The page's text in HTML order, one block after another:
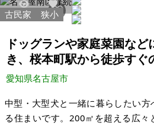
間が流れています。これまで朗読会
まりなど、人が心を癒やし、ゆっく
しまれてきました。一方で、建物は
繕やメンテナンスが必要な箇所があ
2433 14
古民家 狭小
ドッグランや家庭菜園な
き、桜本町駅から徒歩すぐ
愛知県名古屋市
中型・大型犬と一緒に暮らしたい
る住まいです。200㎡を超える広